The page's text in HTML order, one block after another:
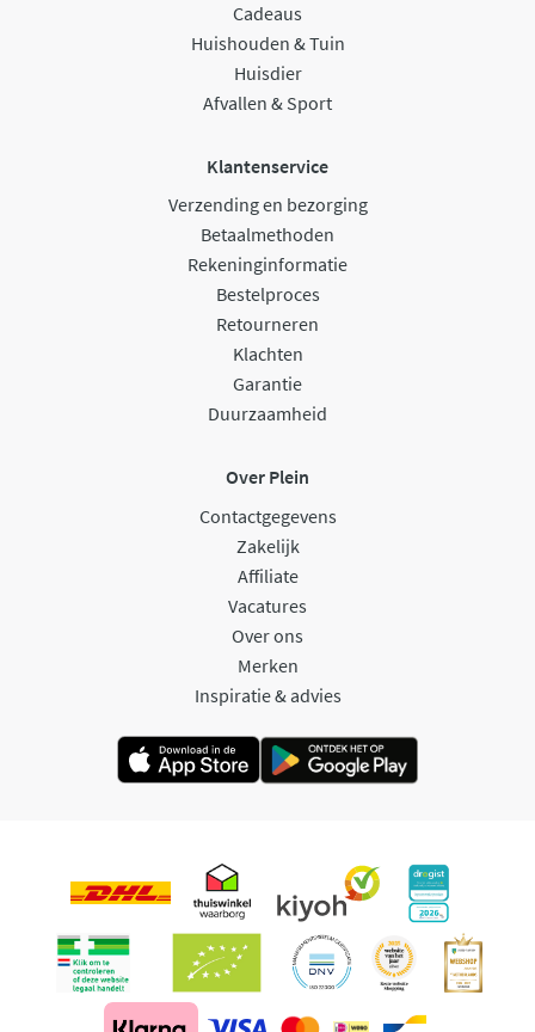
Cadeaus
Huishouden & Tuin
Huisdier
Afvallen & Sport
Klantenservice
Verzending en bezorging
Betaalmethoden
Rekeninginformatie
Bestelproces
Retourneren
Klachten
Garantie
Duurzaamheid
Over Plein
Contactgegevens
Zakelijk
Affiliate
Vacatures
Over ons
Merken
Inspiratie & advies